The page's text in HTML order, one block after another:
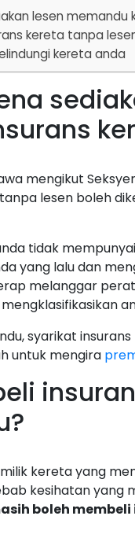
lesen memandu
kereta tanpa
kereta anda
mengikut
lesen boleh
tidak
yang lalu dan
melanggar
syarikat
untuk mengira
kereta yang
kesihatan yang
boleh